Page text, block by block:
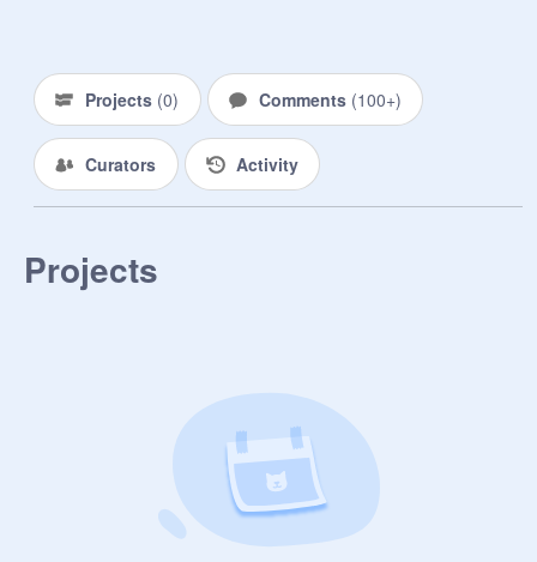
Projects (0) Comments (100+)
Curators Activity
Projects